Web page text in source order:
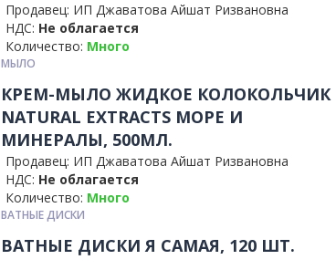
Продавец: ИП Джаватова Айшат Ризвановна
НДС: Не облагается
Количество: Много
МЫЛО
КРЕМ-МЫЛО ЖИДКОЕ КОЛОКОЛЬЧИК
NATURAL EXTRACTS МОРЕ И
МИНЕРАЛЫ, 500МЛ.
Продавец: ИП Джаватова Айшат Ризвановна
НДС: Не облагается
Количество: Много
ВАТНЫЕ ДИСКИ
ВАТНЫЕ ДИСКИ Я САМАЯ, 120 ШТ.